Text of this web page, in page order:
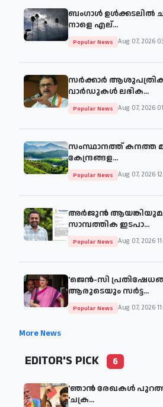
ബംഗാള്‍ ഉള്‍ക്കടലില്‍
നാളെ എല്...
Popular News Aug 07, 2026
സര്‍ക്കാര്‍
വാര്‍ഡുകള്‍ ലഭിക...
Popular News Aug 07, 2026
സംസ്ഥാനത്ത് കനത്ത
കേന്ദ്രങ്ങള...
Popular News Aug 07, 2026
അർജുൻ
സാമ്പത്തിക ഇടപാ...
Popular News Aug 07, 2026
'ജെന്‍-സി
ആരുടെയും സര്‍ട്ട...
Popular News Aug 07, 2026
More News
EDITOR'S PICK 6
'ഞാന്‍ രേഖകള്‍
'ചക്ര...